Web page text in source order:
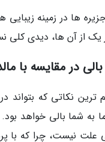
ها در زمینه
از آن ها، دیدی کلی
در مقایسه با
ترین نکاتی که بتواند
به شما بالی خواهد بود.
علت نیست، چرا که با